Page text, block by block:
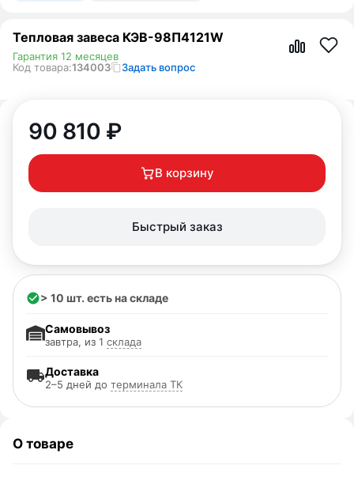
Тепловая завеса КЭВ-98П4121W
Код товара:134003 Задать вопрос
Гарантия 12 месяцев
90 810 ₽
В корзину
Быстрый заказ
> 10 шт. есть на складе
Доставка
2–5 дней до терминала ТК
Самовывоз
завтра, из 1 склада
О товаре